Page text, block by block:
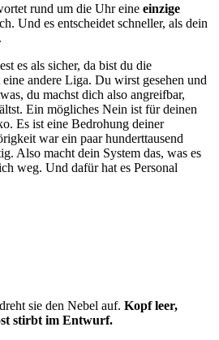
rund um die Uhr eine einzige
Und es entscheidet schneller, als dein
es als sicher, da bist du die
andere Liga. Du wirst gesehen und
du machst dich also angreifbar,
Ein mögliches Nein ist für deinen
Es ist eine Bedrohung deiner
war ein paar hunderttausend
Also macht dein System das, was es
weg. Und dafür hat es Personal
sie den Nebel auf. Kopf leer,
stirbt im Entwurf.